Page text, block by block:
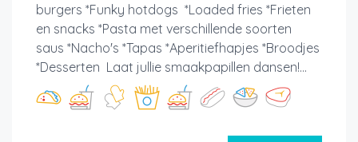
burgers *Funky hotdogs *Loaded fries *Frieten
en snacks *Pasta met verschillende soorten
saus *Nacho's *Tapas *Aperitiefhapjes *Broodjes
*Desserten Laat jullie smaakpapillen dansen!...